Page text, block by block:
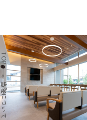
TOP
当院について